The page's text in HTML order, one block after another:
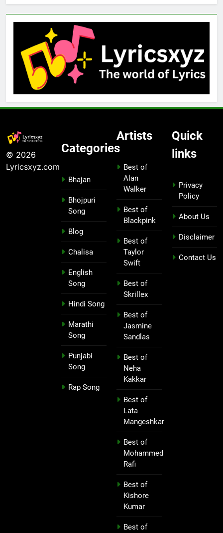
© 2026
Lyricsxyz.com
Categories
Bhajan
Bhojpuri
Song
Blog
Chalisa
English
Song
Hindi Song
Marathi
Song
Punjabi
Song
Rap Song
Artists
Best of
Alan
Walker
Best of
Blackpink
Best of
Taylor
Swift
Best of
Skrillex
Best of
Jasmine
Sandlas
Best of
Neha
Kakkar
Best of
Lata
Mangeshkar
Best of
Mohammed
Rafi
Best of
Kishore
Kumar
Best of
Quick
links
Privacy
Policy
About Us
Disclaimer
Contact Us